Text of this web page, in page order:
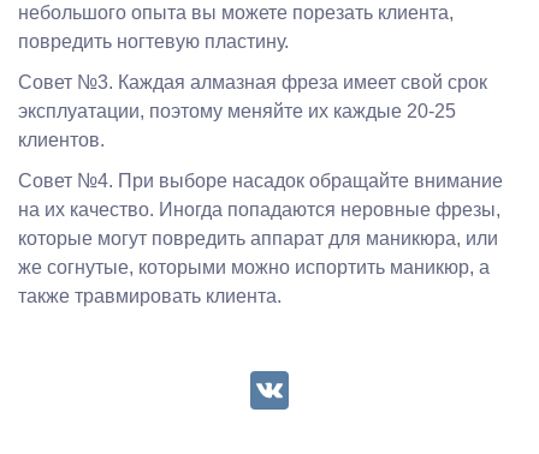
небольшого опыта вы можете порезать клиента,
повредить ногтевую пластину.
Совет №3. Каждая алмазная фреза имеет свой срок
эксплуатации, поэтому меняйте их каждые 20-25
клиентов.
Совет №4. При выборе насадок обращайте внимание
на их качество. Иногда попадаются неровные фрезы,
которые могут повредить аппарат для маникюра, или
же согнутые, которыми можно испортить маникюр, а
также травмировать клиента.